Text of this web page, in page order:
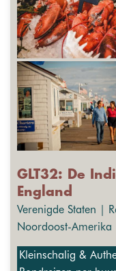
GLT32: De
England
Verenigde Staten |
Noordoost-
Kleinschalig &